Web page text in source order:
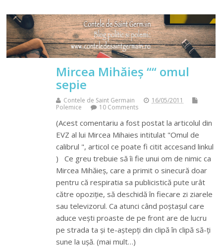
Mircea Mihăieș ““ omul
sepie
Contele de Saint Germain
16/05/2011
Polemice
10 Comments
(Acest comentariu a fost postat la articolul din
EVZ al lui Mircea Mihaies intitulat "Omul de
calibrul ", articol ce poate fi citit accesand linkul
) Ce greu trebuie să îi fie unui om de nimic ca
Mircea Mihăieș, care a primit o sinecură doar
pentru că respiratia sa publicistică pute urât
către opoziție, să deschidă în fiecare zi ziarele
sau televizorul. Ca atunci când poștașul care
aduce vești proaste de pe front are de lucru
pe strada ta și te-aștepți din clipă în clipă să-ți
sune la ușă. (mai mult…)